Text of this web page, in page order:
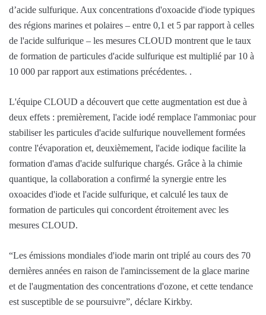
d’acide sulfurique. Aux concentrations d'oxoacide d'iode typiques
des régions marines et polaires – entre 0,1 et 5 par rapport à celles
de l'acide sulfurique – les mesures CLOUD montrent que le taux
de formation de particules d'acide sulfurique est multiplié par 10 à
10 000 par rapport aux estimations précédentes. .
L'équipe CLOUD a découvert que cette augmentation est due à
deux effets : premièrement, l'acide iodé remplace l'ammoniac pour
stabiliser les particules d'acide sulfurique nouvellement formées
contre l'évaporation et, deuxièmement, l'acide iodique facilite la
formation d'amas d'acide sulfurique chargés. Grâce à la chimie
quantique, la collaboration a confirmé la synergie entre les
oxoacides d'iode et l'acide sulfurique, et calculé les taux de
formation de particules qui concordent étroitement avec les
mesures CLOUD.
“Les émissions mondiales d'iode marin ont triplé au cours des 70
dernières années en raison de l'amincissement de la glace marine
et de l'augmentation des concentrations d'ozone, et cette tendance
est susceptible de se poursuivre”, déclare Kirkby.